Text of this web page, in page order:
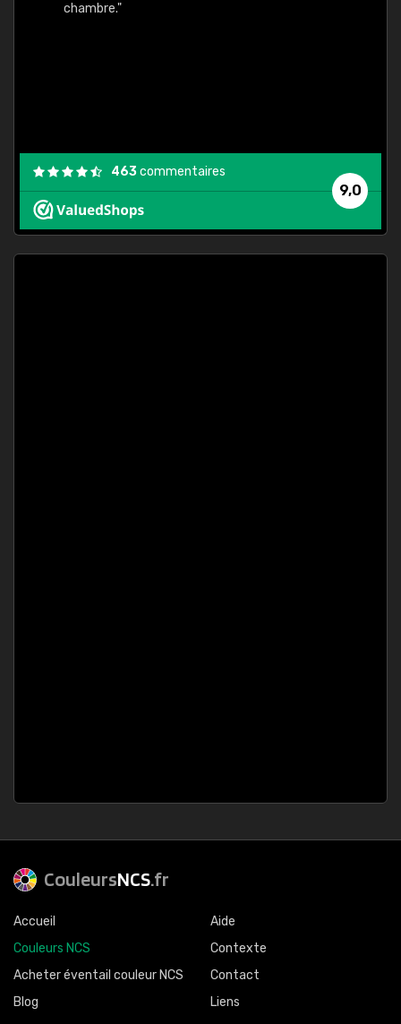
chambre."
9,0
463commentaires
CouleursNCS.fr
Accueil
Couleurs NCS
Acheter éventail couleur NCS
Blog
Aide
Contexte
Contact
Liens